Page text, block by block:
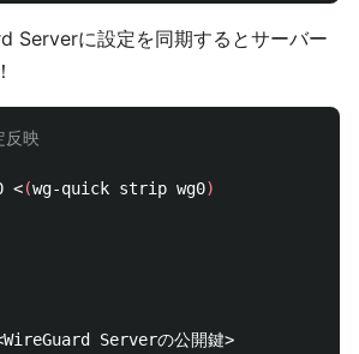
Serverに設定を同期するとサーバー
反映
<(wg-quick strip wg0)
Serverの公開鍵>